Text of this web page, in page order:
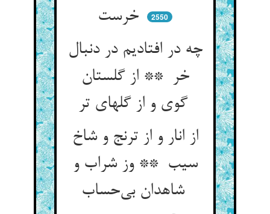
2550
چه در افتادیم در دنبال
خر ** از گلستان
گوی و از گلهای تر
از انار و از ترنج و شاخ
سیب ** وز شراب و
شاهدان بی‌حساب